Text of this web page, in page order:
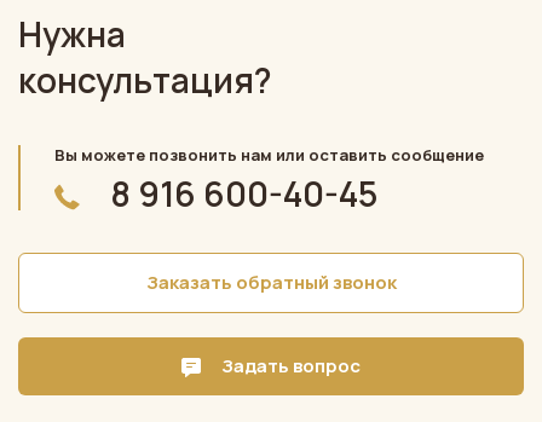
Нужна
консультация?
Вы можете позвонить нам или оставить сообщение
8 916 600-40-45
Заказать обратный звонок
Задать вопрос